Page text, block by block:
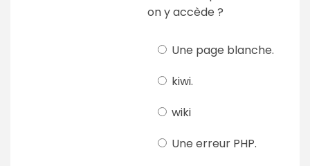
on y accède ?
Une page blanche.
kiwi.
wiki
Une erreur PHP.